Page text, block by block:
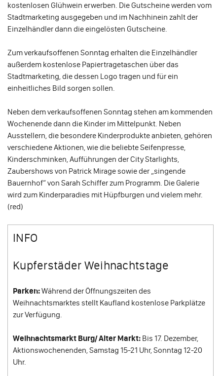
kostenlosen Glühwein erwerben. Die Gutscheine werden vom
Stadtmarketing ausgegeben und im Nachhinein zahlt der
Einzelhändler dann die eingelösten Gutscheine.
Zum verkaufsoffenen Sonntag erhalten die Einzelhändler
außerdem kostenlose Papiertragetaschen über das
Stadtmarketing, die dessen Logo tragen und für ein
einheitliches Bild sorgen sollen.
Neben dem verkaufsoffenen Sonntag stehen am kommenden
Wochenende dann die Kinder im Mittelpunkt. Neben
Ausstellern, die besondere Kinderprodukte anbieten, gehören
verschiedene Aktionen, wie die beliebte Seifenpresse,
Kinderschminken, Aufführungen der City Starlights,
Zaubershows von Patrick Mirage sowie der „singende
Bauernhof“ von Sarah Schiffer zum Programm. Die Galerie
wird zum Kinderparadies mit Hüpfburgen und vielem mehr.
(red)
INFO
Kupferstäder Weihnachtstage
Parken:Während der Öffnungszeiten des
Weihnachtsmarktes stellt Kaufland kostenlose Parkplätze
zur Verfügung.
Weihnachtsmarkt Burg/ Alter Markt: Bis 17. Dezember,
Aktionswochenenden, Samstag 15-21 Uhr, Sonntag 12-20
Uhr.